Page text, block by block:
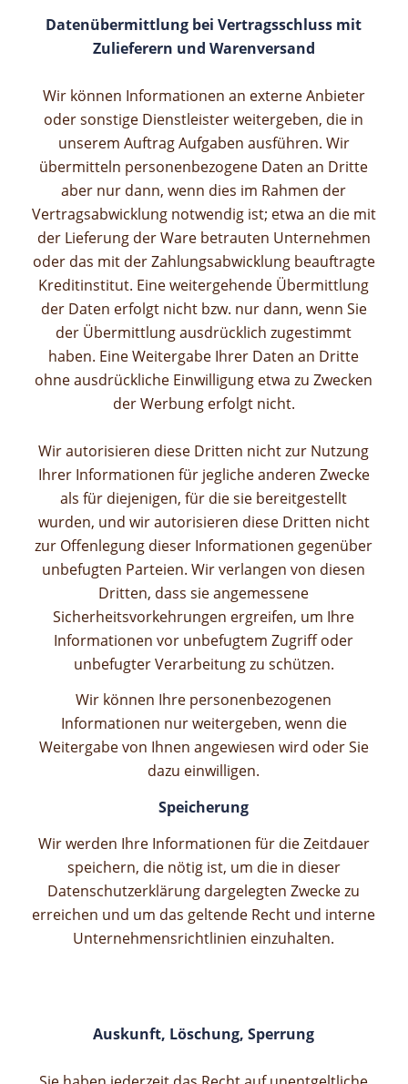
Datenübermittlung bei Vertragsschluss mit
Zulieferern und Warenversand
Wir können Informationen an externe Anbieter
oder sonstige Dienstleister weitergeben, die in
unserem Auftrag Aufgaben ausführen. Wir
übermitteln personenbezogene Daten an Dritte
aber nur dann, wenn dies im Rahmen der
Vertragsabwicklung notwendig ist; etwa an die mit
der Lieferung der Ware betrauten Unternehmen
oder das mit der Zahlungsabwicklung beauftragte
Kreditinstitut. Eine weitergehende Übermittlung
der Daten erfolgt nicht bzw. nur dann, wenn Sie
der Übermittlung ausdrücklich zugestimmt
haben. Eine Weitergabe Ihrer Daten an Dritte
ohne ausdrückliche Einwilligung etwa zu Zwecken
der Werbung erfolgt nicht.
Wir autorisieren diese Dritten nicht zur Nutzung
Ihrer Informationen für jegliche anderen Zwecke
als für diejenigen, für die sie bereitgestellt
wurden, und wir autorisieren diese Dritten nicht
zur Offenlegung dieser Informationen gegenüber
unbefugten Parteien. Wir verlangen von diesen
Dritten, dass sie angemessene
Sicherheitsvorkehrungen ergreifen, um Ihre
Informationen vor unbefugtem Zugriff oder
unbefugter Verarbeitung zu schützen.
Wir können Ihre personenbezogenen
Informationen nur weitergeben, wenn die
Weitergabe von Ihnen angewiesen wird oder Sie
dazu einwilligen.
Speicherung
Wir werden Ihre Informationen für die Zeitdauer
speichern, die nötig ist, um die in dieser
Datenschutzerklärung dargelegten Zwecke zu
erreichen und um das geltende Recht und interne
Unternehmensrichtlinien einzuhalten.
Auskunft, Löschung, Sperrung